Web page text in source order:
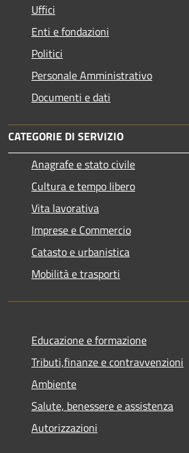
Uffici
Enti e fondazioni
Politici
Personale Amministrativo
Documenti e dati
CATEGORIE DI SERVIZIO
Anagrafe e stato civile
Cultura e tempo libero
Vita lavorativa
Imprese e Commercio
Catasto e urbanistica
Mobilità e trasporti
Educazione e formazione
Tributi,finanze e contravvenzioni
Ambiente
Salute, benessere e assistenza
Autorizzazioni